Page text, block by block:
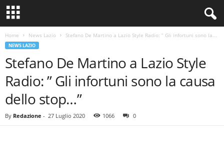
Home News Lazio Stefano De Martino a Lazio Style Radio: ” Gli infortuni sono la...
NEWS LAZIO
Stefano De Martino a Lazio Style
Radio: ” Gli infortuni sono la causa
dello stop…”
By Redazione - 27 Luglio 2020 1066 0